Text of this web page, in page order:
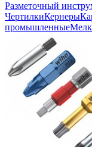
Разметочный
ЧертилкиКернеры
промышленные